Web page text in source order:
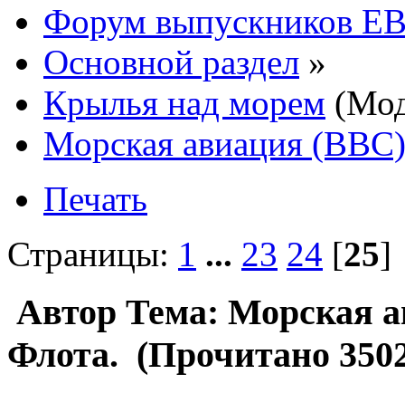
Форум выпускников
Основной раздел »
Крылья над морем
Морская авиация
Печать
Страницы: 1 ... 23 24 [25
Автор Тема: Морская
Флота. (Прочитано